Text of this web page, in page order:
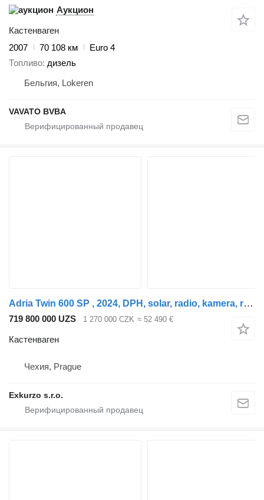
Аукцион
Кастенваген
2007
70 108 км
Euro 4
Топливо дизель
Бельгия, Lokeren
VAVATO BVBA
Adria Twin 600 SP , 2024, DPH, solar, radio, kamera, rezerva
719 800 000 UZS 1 270 000 CZK ≈ 52 490 €
Кастенваген
Чехия, Prague
Exkurzo s.r.o.